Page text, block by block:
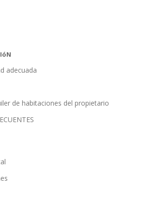
adecuada
de habitaciones del propietario